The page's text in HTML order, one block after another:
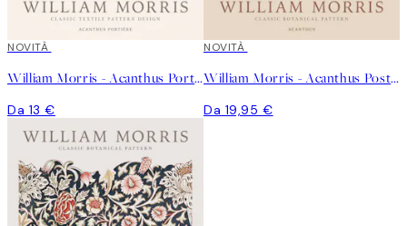
NOVITÀ
William Morris - Acanthus Portière Poster
Da 13 €
NOVITÀ
William Morris - Acanthus Poster
Da 19,95 €